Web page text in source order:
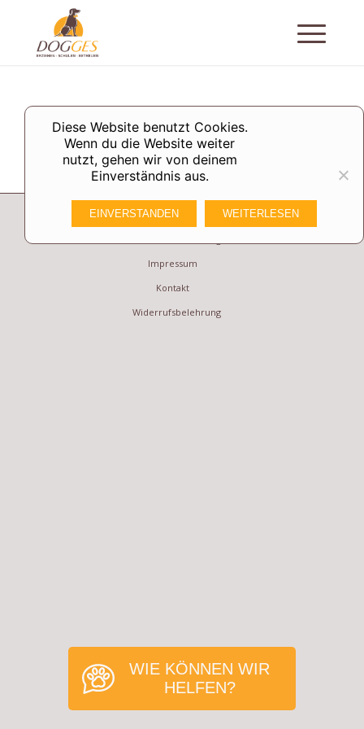
WIE KÖNNEN WIR
HELFEN?
Impressum
Kontakt
Widerrufsbelehrung
Diese Website benutzt Cookies.
Wenn du die Website weiter
nutzt, gehen wir von deinem
Einverständnis aus.
EINVERSTANDEN WEITERLESEN